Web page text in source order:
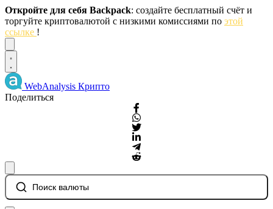
Откройте для себя Backpack: создайте бесплатный счёт и
торгуйте криптовалютой с низкими комиссиями по этой
ссылке !
WebAnalysis Крипто
Поделиться
Поиск валюты